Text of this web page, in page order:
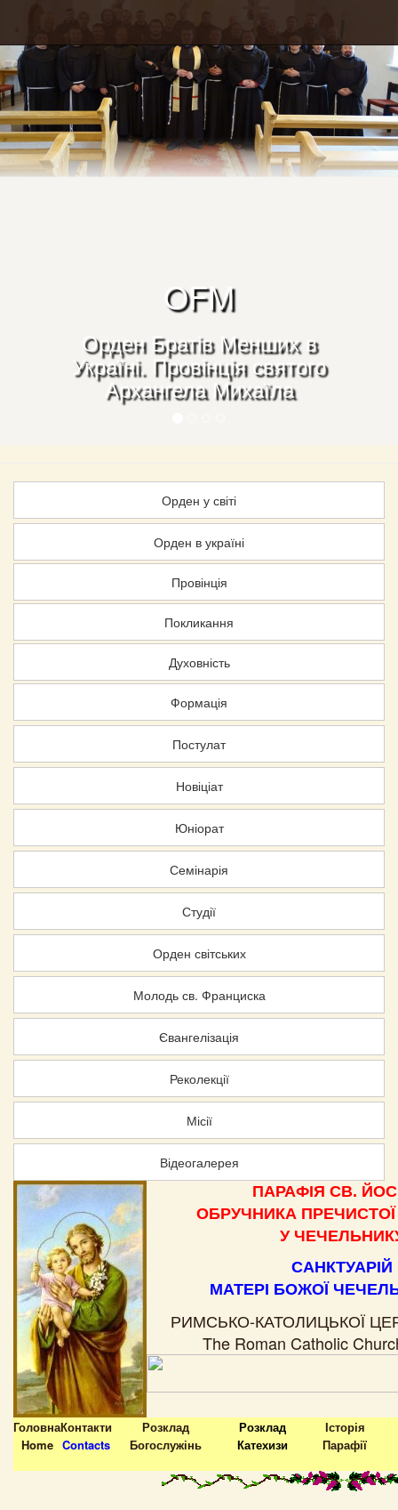
OFM
Орден Братів Менших в
Україні. Провінція святого
Архангела Михаїла
Орден у світі
Орден в україні
Провінція
Покликання
Духовність
Формація
Постулат
Новіціат
Юніорат
Семінарія
Студії
Орден світських
Молодь св. Франциска
Євангелізація
Реколекції
Місії
Відеогалерея
ПАРАФІЯ СВ.
ОБРУЧНИКА ПРЕЧИСТОЇ
У
САНКТУАРІЙ
МАТЕРІ БОЖОЇ
РИМСЬКО-КАТОЛИЦЬКОЇ
The Roman Catholic
Головна
Home
Контакти
Contacts
Розклад
Богослужінь
Розклад
Катехизи
Історія
Парафії